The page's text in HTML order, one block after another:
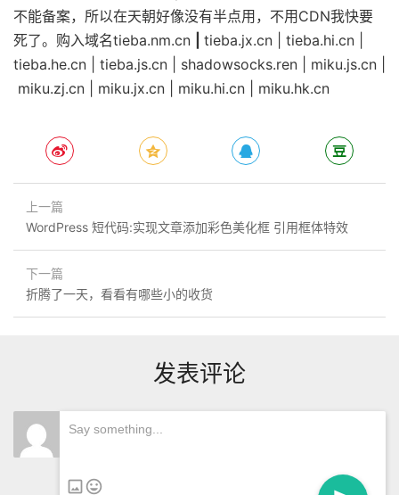
不能备案，所以在天朝好像没有半点用，不用CDN我快要
死了。购入域名tieba.nm.cn
tieba.jx.cn | tieba.hi.cn |
tieba.he.cn | tieba.js.cn | shadowsocks.ren | miku.js.cn |
miku.zj.cn | miku.jx.cn | miku.hi.cn | miku.hk.cn
上一篇
WordPress 短代码:实现文章添加彩色美化框 引用框体特效
下一篇
折腾了一天，看看有哪些小的收货
发表评论
